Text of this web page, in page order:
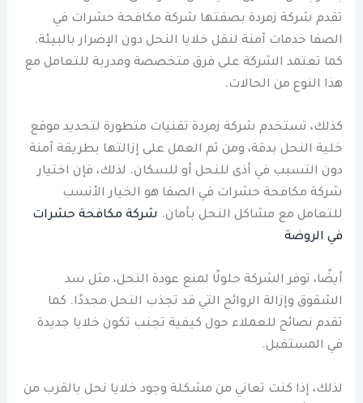
تقدم شركة زمردة بصفتها شركة مكافحة حشرات في
الصفا خدمات آمنة لنقل خلايا النحل دون الإضرار بالبيئة.
كما تعتمد الشركة على فرق متخصصة ومدربة للتعامل مع
هذا النوع من الحالات.
كذلك، تستخدم شركة زمردة تقنيات متطورة لتحديد موقع
خلية النحل بدقة، ومن ثم العمل على إزالتها بطريقة آمنة
دون التسبب في أذى للنحل أو للسكان. لذلك، فإن اختيار
شركة مكافحة حشرات في الصفا هو الخيار الأنسب
للتعامل مع مشاكل النحل بأمان. شركة مكافحة حشرات
في الروضة
أيضًا، توفر الشركة حلولًا لمنع عودة النحل، مثل سد
الشقوق وإزالة الروائح التي قد تجذب النحل مجددًا. كما
تقدم نصائح للعملاء حول كيفية تجنب تكون خلايا جديدة
في المستقبل.
لذلك، إذا كنت تعاني من مشكلة وجود خلايا نحل بالقرب من